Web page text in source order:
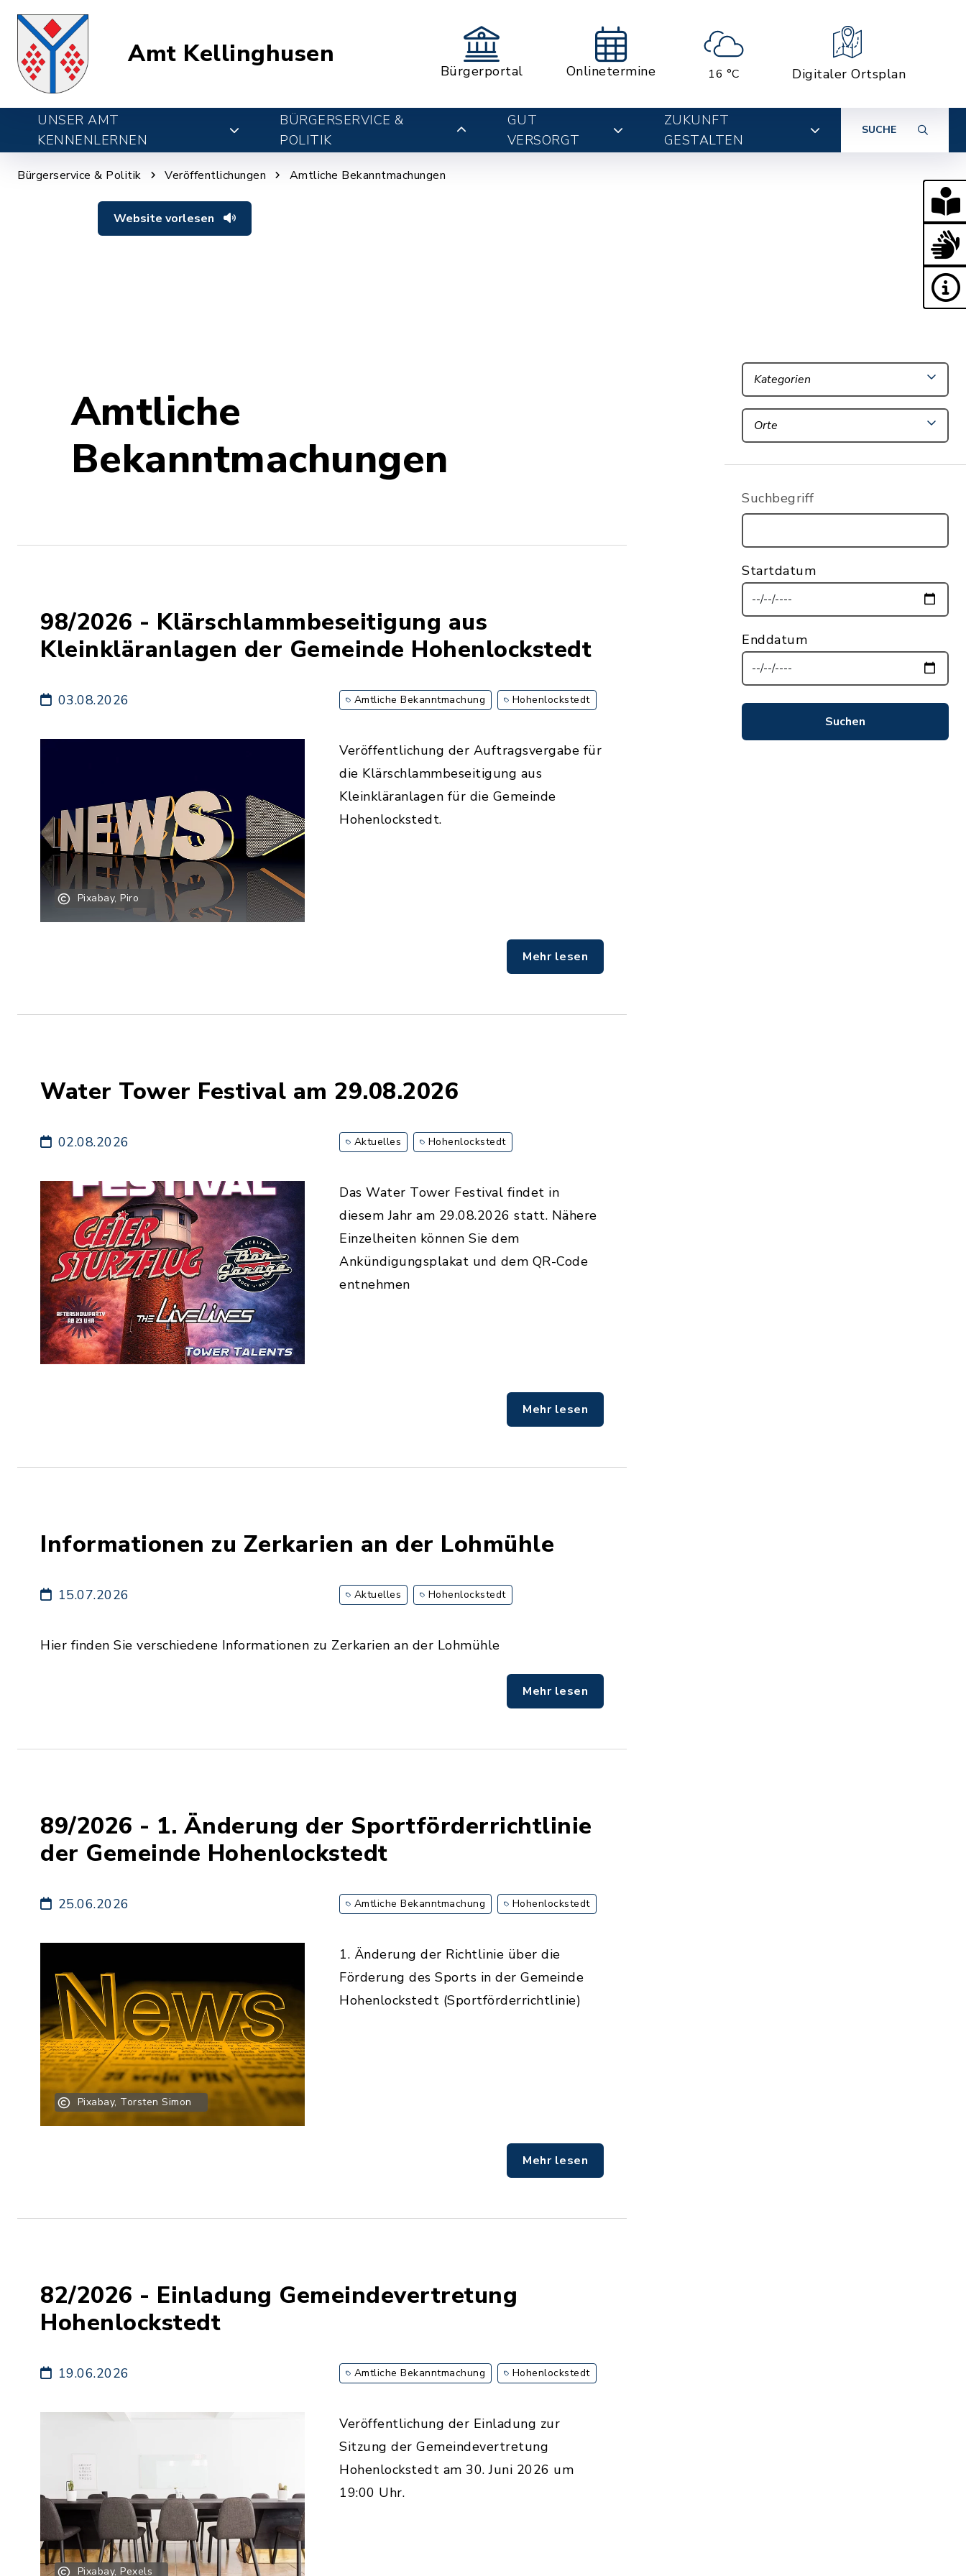
Amt Kellinghusen
Bürgerportal Onlinetermine 16 °C Digitaler Ortsplan
UNSER AMT
KENNENLERNEN
BÜRGERSERVICE &
POLITIK
GUT
VERSORGT
ZUKUNFT
GESTALTEN
SUCHE
Bürgerservice & Politik Veröffentlichungen Amtliche Bekanntmachungen
Website vorlesen
Amtliche
Bekanntmachungen
98/2026 - Klärschlammbeseitigung aus
Kleinkläranlagen der Gemeinde Hohenlockstedt
03.08.2026 Amtliche Bekanntmachung Hohenlockstedt
Pixabay, Piro
Veröffentlichung der Auftragsvergabe für
die Klärschlammbeseitigung aus
Kleinkläranlagen für die Gemeinde
Hohenlockstedt.
Mehr lesen
Water Tower Festival am 29.08.2026
02.08.2026 Aktuelles Hohenlockstedt
Das Water Tower Festival findet in
diesem Jahr am 29.08.2026 statt. Nähere
Einzelheiten können Sie dem
Ankündigungsplakat und dem QR-Code
entnehmen
Mehr lesen
Informationen zu Zerkarien an der Lohmühle
15.07.2026 Aktuelles Hohenlockstedt
Hier finden Sie verschiedene Informationen zu Zerkarien an der Lohmühle
Mehr lesen
89/2026 - 1. Änderung der Sportförderrichtlinie
der Gemeinde Hohenlockstedt
25.06.2026 Amtliche Bekanntmachung Hohenlockstedt
Pixabay, Torsten Simon
1. Änderung der Richtlinie über die
Förderung des Sports in der Gemeinde
Hohenlockstedt (Sportförderrichtlinie)
Mehr lesen
82/2026 - Einladung Gemeindevertretung
Hohenlockstedt
19.06.2026 Amtliche Bekanntmachung Hohenlockstedt
Pixabay, Pexels
Veröffentlichung der Einladung zur
Sitzung der Gemeindevertretung
Hohenlockstedt am 30. Juni 2026 um
19:00 Uhr.
Kategorien
Orte
Suchbegriff
Startdatum
Enddatum